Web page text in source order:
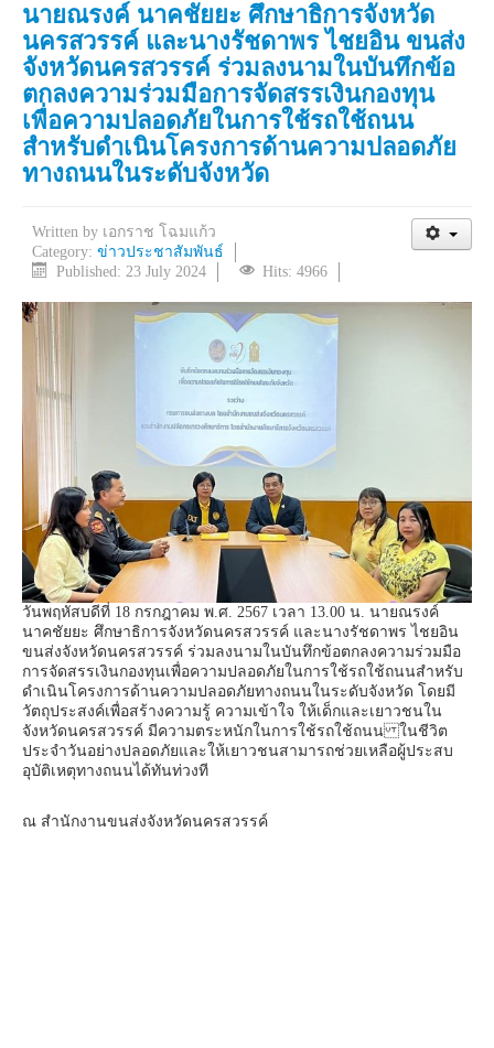
นายณรงค์ นาคชัยยะ ศึกษาธิการจังหวัด
นครสวรรค์ และนางรัชดาพร ไชยอิน ขนส่ง
จังหวัดนครสวรรค์ ร่วมลงนามในบันทึกข้อ
ตกลงความร่วมมือการจัดสรรเงินกองทุน
เพื่อความปลอดภัยในการใช้รถใช้ถนน
สำหรับดำเนินโครงการด้านความปลอดภัย
ทางถนนในระดับจังหวัด
Written by เอกราช โฉมแก้ว
Category: ข่าวประชาสัมพันธ์
Published: 23 July 2024
Hits: 4966
วันพฤหัสบดีที่ 18 กรกฎาคม พ.ศ. 2567 เวลา 13.00 น. นายณรงค์
นาคชัยยะ ศึกษาธิการจังหวัดนครสวรรค์ และนางรัชดาพร ไชยอิน
ขนส่งจังหวัดนครสวรรค์ ร่วมลงนามในบันทึกข้อตกลงความร่วมมือ
การจัดสรรเงินกองทุนเพื่อความปลอดภัยในการใช้รถใช้ถนนสำหรับ
ดำเนินโครงการด้านความปลอดภัยทางถนนในระดับจังหวัด โดยมี
วัตถุประสงค์เพื่อสร้างความรู้ ความเข้าใจ ให้เด็กและเยาวชนใน
จังหวัดนครสวรรค์ มีความตระหนักในการใช้รถใช้ถนน ในชีวิต
ประจำวันอย่างปลอดภัยและให้เยาวชนสามารถช่วยเหลือผู้ประสบ
อุบัติเหตุทางถนนได้ทันท่วงที
ณ สำนักงานขนส่งจังหวัดนครสวรรค์